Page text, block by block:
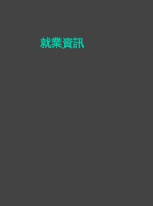
就業資訊